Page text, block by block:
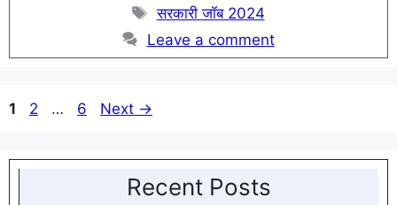
Tags
सरकारी जॉब 2024
Leave a comment
Page
1 Page
2 … Page
6 Next →
Recent Posts